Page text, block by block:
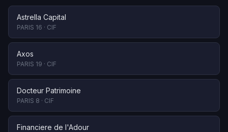
Astrella Capital
PARIS 16 · CIF
Axos
PARIS 19 · CIF
Docteur Patrimoine
PARIS 8 · CIF
Financiere de l'Adour